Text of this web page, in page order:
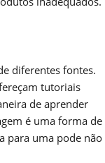
diferentes fontes.
tutoriais
de aprender
é uma forma de
para uma pode não